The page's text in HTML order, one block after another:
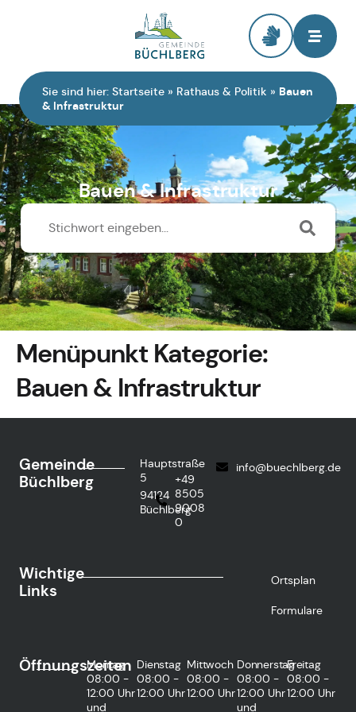
Sie sind hier: Startseite » Rathaus & Politik » Bauen
& Infrastruktur
Bauen & Infrastruktur
Menüpunkt Kategorie:
Bauen & Infrastruktur
Gemeinde
Büchlberg
Hauptstraße
5
94124
Büchlberg
+49
8505
9008
0
info@buechlberg.de
Wichtige
Links
Ortsplan
Formulare
Öffnungszeiten
Montag
08:00 -
12:00 Uhr
und
Dienstag
08:00 -
12:00 Uhr
Mittwoch
08:00 -
12:00 Uhr
Donnerstag
08:00 -
12:00 Uhr
und
Freitag
08:00 -
12:00 Uhr